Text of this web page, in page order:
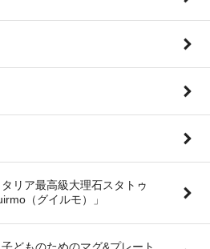
リア最高級大理石スタトゥ
（グイルモ）」
どものためのマグ&プレート